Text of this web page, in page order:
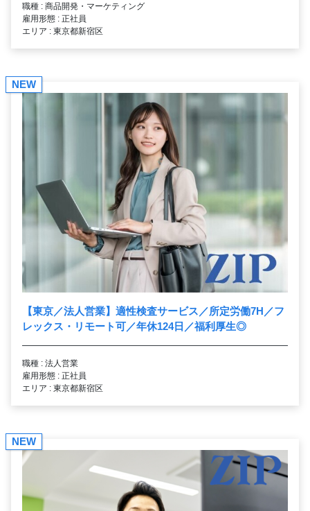
職種 : 商品開発・マーケティング
雇用形態 : 正社員
エリア : 東京都新宿区
NEW
【東京／法人営業】適性検査サービス／所定労働7H／フ
レックス・リモート可／年休124日／福利厚生◎
職種 : 法人営業
雇用形態 : 正社員
エリア : 東京都新宿区
NEW